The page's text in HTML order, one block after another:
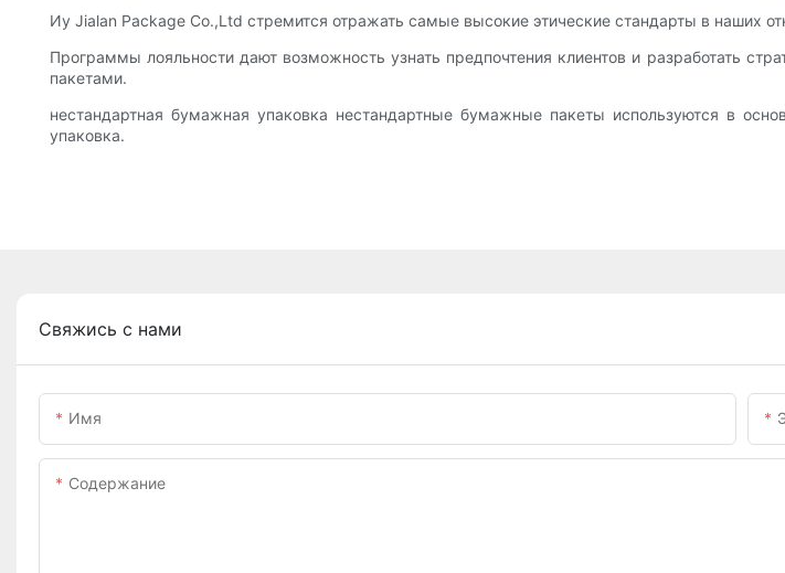
Иу Jialan Package Co.,Ltd стремится отражать самые высокие этические стандарты в наших
Программы лояльности дают возможность узнать предпочтения клиентов и разработать
пакетами.
нестандартная бумажная упаковка нестандартные бумажные пакеты используются в
упаковка.
Свяжись с нами
Имя
Содержание